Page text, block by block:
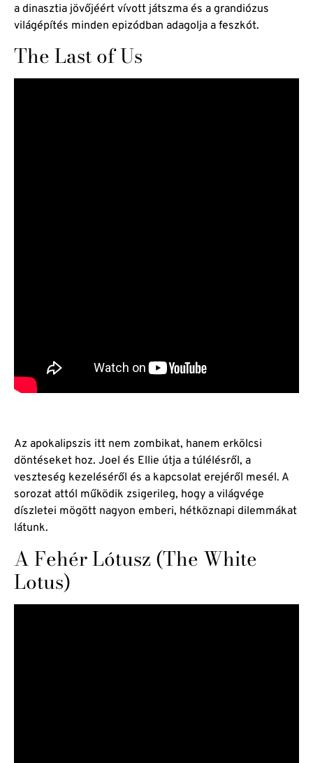
a dinasztia jövőjéért vívott játszma és a grandiózus
világépítés minden epizódban adagolja a feszkót.
The Last of Us
Az apokalipszis itt nem zombikat, hanem erkölcsi
döntéseket hoz. Joel és Ellie útja a túlélésről, a
veszteség kezeléséről és a kapcsolat erejéről mesél. A
sorozat attól működik zsigerileg, hogy a világvége
díszletei mögött nagyon emberi, hétköznapi dilemmákat
látunk.
A Fehér Lótusz (The White
Lotus)